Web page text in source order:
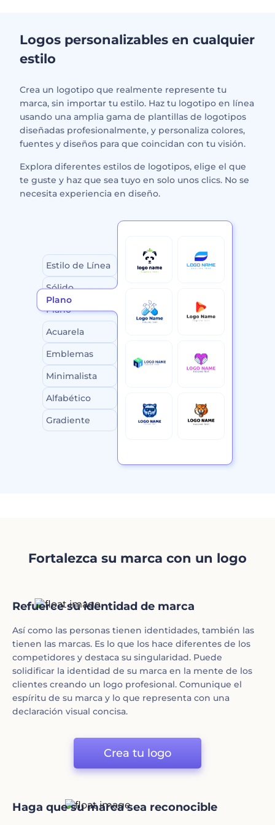
Logos personalizables en cualquier
estilo
Crea un logotipo que realmente represente tu
marca, sin importar tu estilo. Haz tu logotipo en línea
usando una amplia gama de plantillas de logotipos
diseñadas profesionalmente, y personaliza colores,
fuentes y diseños para que coincidan con tu visión.
Explora diferentes estilos de logotipos, elige el que
te guste y haz que sea tuyo en solo unos clics. No se
necesita experiencia en diseño.
Estilo de Línea
Sólido
Plano
Acuarela
Emblemas
Minimalista
Alfabético
Gradiente
Plano
Fortalezca su marca con un logo
Refuerce su identidad de marca
Así como las personas tienen identidades, también las
tienen las marcas. Es lo que los hace diferentes de los
competidores y destaca su singularidad. Puede
solidificar la identidad de su marca en la mente de los
clientes creando un logo profesional. Comunique el
espíritu de su marca y lo que representa con una
declaración visual concisa.
Crea tu logo
Haga que su marca sea reconocible